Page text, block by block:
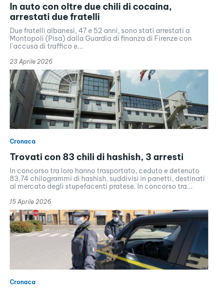
In auto con oltre due chili di cocaina,
arrestati due fratelli
Due fratelli albanesi, 47 e 52 anni, sono stati arrestati a
Montopoli (Pisa) dalla Guardia di finanza di Firenze con
l'accusa di traffico e...
23 Aprile 2026
Cronaca
Trovati con 83 chili di hashish, 3 arresti
In concorso tra loro hanno trasportato, ceduto e detenuto
83,74 chilogrammi di hashish, suddivisi in panetti, destinati
al mercato degli stupefacenti pratese. In concorso tra...
15 Aprile 2026
Cronaca